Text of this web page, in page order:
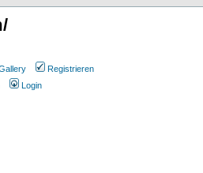
Registrieren
Login